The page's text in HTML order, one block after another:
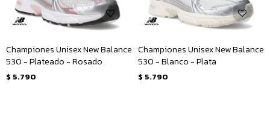
Championes Unisex New Balance
530 - Plateado - Rosado
$ 5.790
Championes Unisex New Balance
530 - Blanco - Plata
$ 5.790